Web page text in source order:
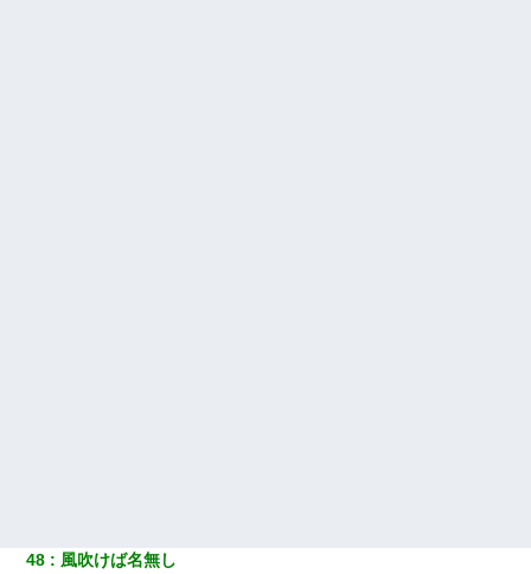
48 風吹けば名無し